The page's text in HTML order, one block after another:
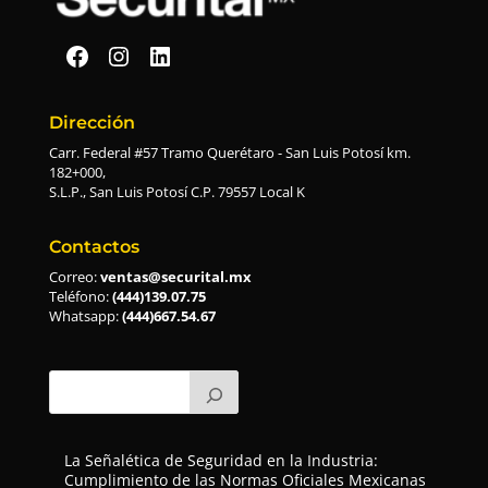
Securital en Facebook
Securital en Instagram
Securital en Linkedin
Dirección
Carr. Federal #57 Tramo Querétaro - San Luis Potosí km.
182+000,
S.L.P., San Luis Potosí C.P. 79557 Local K
Contactos
Correo:ventas@securital.mx
Teléfono:(444)139.07.75
Whatsapp:(444)667.54.67
La Señalética de Seguridad en la Industria:
Cumplimiento de las Normas Oficiales Mexicanas